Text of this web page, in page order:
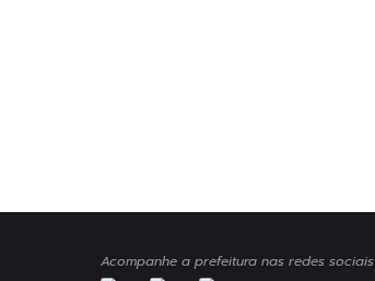
Acompanhe a prefeitura nas redes sociais